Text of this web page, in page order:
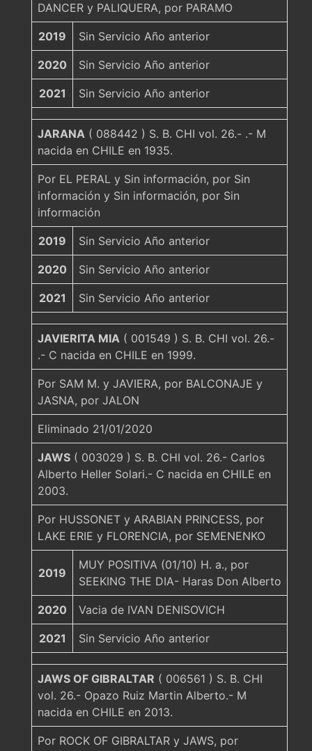
DANCER y PALIQUERA, por PARAMO
2019 Sin Servicio Año anterior
2020 Sin Servicio Año anterior
2021 Sin Servicio Año anterior
JARANA ( 088442 ) S. B. CHI vol. 26.- .- M
nacida en CHILE en 1935.
Por EL PERAL y Sin información, por Sin
información y Sin información, por Sin
información
2019 Sin Servicio Año anterior
2020 Sin Servicio Año anterior
2021 Sin Servicio Año anterior
JAVIERITA MIA ( 001549 ) S. B. CHI vol. 26.-
.- C nacida en CHILE en 1999.
Por SAM M. y JAVIERA, por BALCONAJE y
JASNA, por JALON
Eliminado 21/01/2020
JAWS ( 003029 ) S. B. CHI vol. 26.- Carlos
Alberto Heller Solari.- C nacida en CHILE en
2003.
Por HUSSONET y ARABIAN PRINCESS, por
LAKE ERIE y FLORENCIA, por SEMENENKO
2019
MUY POSITIVA (01/10) H. a., por
SEEKING THE DIA- Haras Don Alberto
2020 Vacia de IVAN DENISOVICH
2021 Sin Servicio Año anterior
JAWS OF GIBRALTAR ( 006561 ) S. B. CHI
vol. 26.- Opazo Ruiz Martin Alberto.- M
nacida en CHILE en 2013.
Por ROCK OF GIBRALTAR y JAWS, por